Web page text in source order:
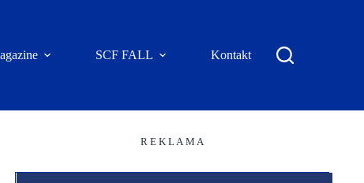
SCF FALL Kontakt
R E K L A M A